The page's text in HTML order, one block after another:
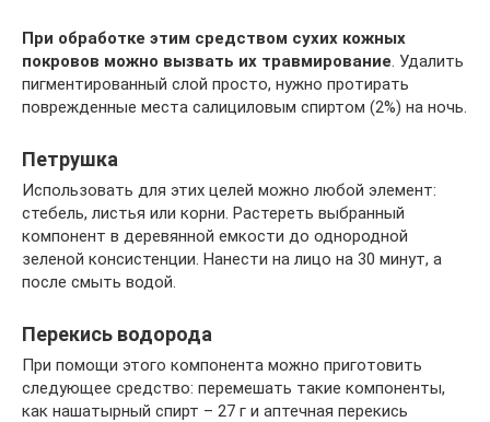
При обработке этим средством сухих кожных
покровов можно вызвать их травмирование. Удалить
пигментированный слой просто, нужно протирать
поврежденные места салициловым спиртом (2%) на ночь.
Петрушка
Использовать для этих целей можно любой элемент:
стебель, листья или корни. Растереть выбранный
компонент в деревянной емкости до однородной
зеленой консистенции. Нанести на лицо на 30 минут, а
после смыть водой.
Перекись водорода
При помощи этого компонента можно приготовить
следующее средство: перемешать такие компоненты,
как нашатырный спирт – 27 г и аптечная перекись